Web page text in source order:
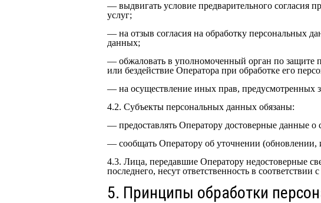
— выдвигать условие предварительного согласия
услуг;
— на отзыв согласия на обработку персональных
данных;
— обжаловать в уполномоченный орган по защите
или бездействие Оператора при обработке его
— на осуществление иных прав, предусмотренных
4.2. Субъекты персональных данных обязаны:
— предоставлять Оператору достоверные данные о
— сообщать Оператору об уточнении
4.3. Лица, передавшие Оператору недостоверные
последнего, несут ответственность в соответствии
5. Принципы обработки